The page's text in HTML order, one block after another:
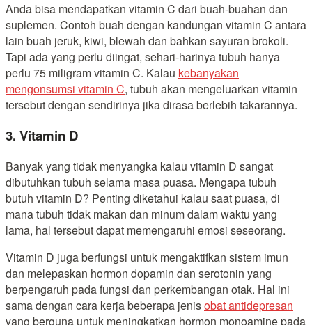
Anda bisa mendapatkan vitamin C dari buah-buahan dan
suplemen. Contoh buah dengan kandungan vitamin C antara
lain buah jeruk, kiwi, blewah dan bahkan sayuran brokoli.
Tapi ada yang perlu diingat, sehari-harinya tubuh hanya
perlu 75 miligram vitamin C. Kalau kebanyakan
mengonsumsi vitamin C, tubuh akan mengeluarkan vitamin
tersebut dengan sendirinya jika dirasa berlebih takarannya.
3. Vitamin D
Banyak yang tidak menyangka kalau vitamin D sangat
dibutuhkan tubuh selama masa puasa. Mengapa tubuh
butuh vitamin D? Penting diketahui kalau saat puasa, di
mana tubuh tidak makan dan minum dalam waktu yang
lama, hal tersebut dapat memengaruhi emosi seseorang.
Vitamin D juga berfungsi untuk mengaktifkan sistem imun
dan melepaskan hormon dopamin dan serotonin yang
berpengaruh pada fungsi dan perkembangan otak. Hal ini
sama dengan cara kerja beberapa jenisobat antidepresan
yang berguna untuk meningkatkan hormon monoamine pada